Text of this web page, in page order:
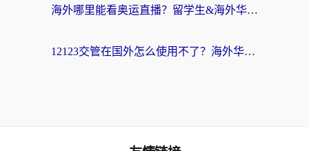
海外哪里能看奥运直播？留学生&海外华人必看的体育赛事观赛终极指南
12123交管在国外怎么使用不了？海外华人必看的无缝访问国内资源指南